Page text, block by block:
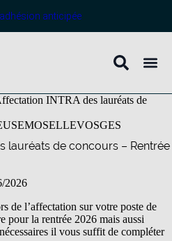
anticipée
INTRA des lauréats de
MOSELLEVOSGES
lauréats de concours – Rentrée
2026
de l’affectation sur votre poste de
pour la rentrée 2026 mais aussi
il vous suffit de compléter